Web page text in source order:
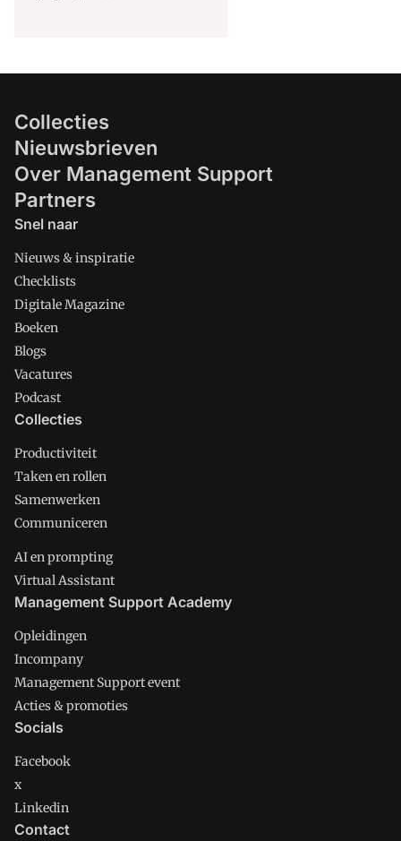
Collecties
Nieuwsbrieven
Over Management Support
Partners
Snel naar
Nieuws & inspiratie
Checklists
Digitale Magazine
Boeken
Blogs
Vacatures
Podcast
Collecties
Productiviteit
Taken en rollen
Samenwerken
Communiceren
AI en prompting
Virtual Assistant
Management Support Academy
Opleidingen
Incompany
Management Support event
Acties & promoties
Socials
Facebook
x
Linkedin
Contact